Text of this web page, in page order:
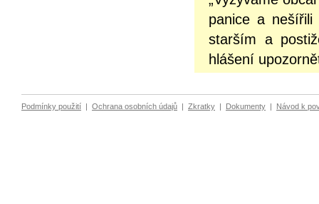
panice a nešířili
starším a
hlášení
Podmínky použití Ochrana osobních údajů Zkratky Dokumenty Návod k